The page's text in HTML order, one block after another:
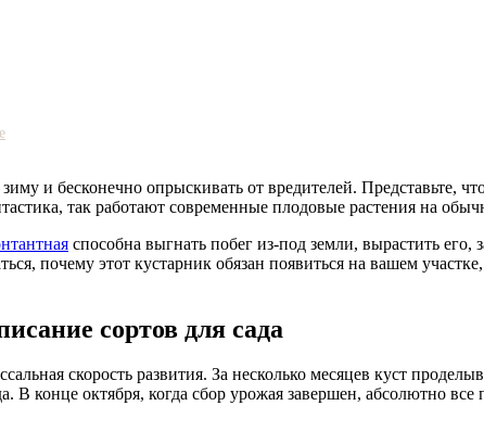
и бесконечно опрыскивать от вредителей. Представьте,
так работают современные плодовые растения на
способна выгнать побег из-под земли, вырастить
почему этот кустарник обязан появиться на вашем
сортов для сада
скорость развития. За несколько месяцев куст
В конце октября, когда сбор урожая завершен, абсолютно все